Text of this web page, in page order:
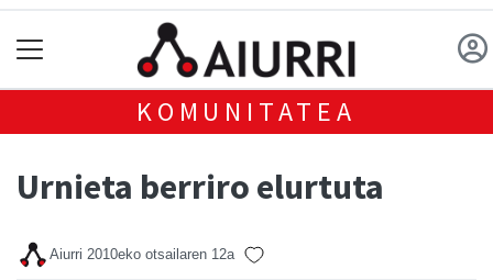
KOMUNITATEA
Urnieta berriro elurtuta
Aiurri 2010eko otsailaren 12a